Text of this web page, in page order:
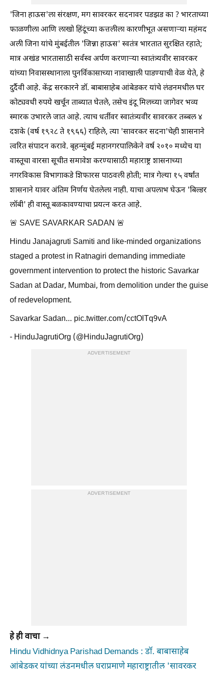
'जिना हाऊस'ला संरक्षण, मग सावरकर सदनावर पडझड का ? भारताच्या
फाळणीला आणि लाखो हिंदूंच्या कत्तलीला कारणीभूत असणार्‍या महंमद
अली जिना यांचे मुंबईतील 'जिन्ना हाऊस' स्वतंत्र भारतात सुरक्षित रहाते;
मात्र अखंड भारतासाठी सर्वस्व अर्पण करणार्‍या स्वातंत्र्यवीर सावरकर
यांच्या निवासस्थानाला पुनर्विकासाच्या नावाखाली पाडण्याची वेळ येते, हे
दुर्दैवी आहे. केंद्र सरकारने डॉ. बाबासाहेब आंबेडकर यांचे लंडनमधील घर
कोट्यवधी रुपये खर्चून ताब्यात घेतले, तसेच इंदू मिलच्या जागेवर भव्य
स्मारक उभारले जात आहे. त्याच धर्तीवर स्वातंत्र्यवीर सावरकर तब्बल ४
दशके (वर्ष १९२८ ते १९६६) राहिले, त्या 'सावरकर सदना'चेही शासनाने
त्वरित संपादन करावे. बृहन्मुंबई महानगरपालिकेने वर्ष २०१० मध्येच या
वास्तूचा वारसा सूचीत समावेश करण्यासाठी महाराष्ट्र शासनाच्या
नगरविकास विभागाकडे शिफारस पाठवली होती; मात्र गेल्या १५ वर्षांत
शासनाने यावर अंतिम निर्णय घेतलेला नाही. याचा अपलाभ घेऊन 'बिल्डर
लॉबी' ही वास्तू बळकावण्याचा प्रयत्न करत आहे.
🚨 SAVE SAVARKAR SADAN 🚨
Hindu Janajagruti Samiti and like-minded organizations
staged a protest in Ratnagiri demanding immediate
government intervention to protect the historic Savarkar
Sadan at Dadar, Mumbai, from demolition under the guise
of redevelopment.
Savarkar Sadan… pic.twitter.com/cctOlTq9vA
- HinduJagrutiOrg (@HinduJagrutiOrg)
ADVERTISEMENT
ADVERTISEMENT
हे ही वाचा →
Hindu Vidhidnya Parishad Demands : डॉ. बाबासाहेब
आंबेडकर यांच्या लंडनमधील घराप्रमाणे महाराष्ट्रातील 'सावरकर